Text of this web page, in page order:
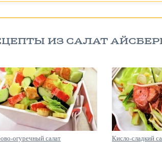
ИЗ САЛАТ
огуречный салат
Кисло-сладкий